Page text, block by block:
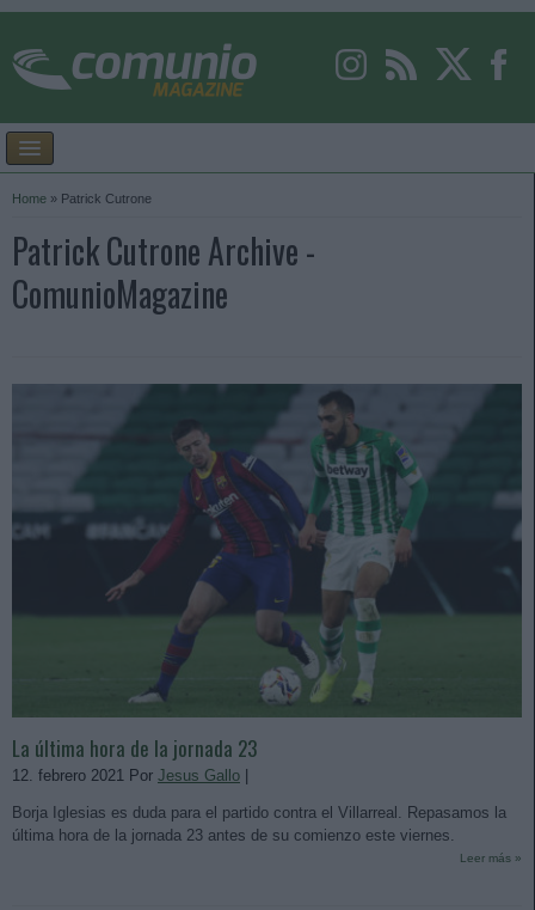
Home » Patrick Cutrone
Patrick Cutrone Archive -
ComunioMagazine
La última hora de la jornada 23
12. febrero 2021 Por Jesus Gallo
Borja Iglesias es duda para el partido contra el Villarreal. Repasamos la
última hora de la jornada 23 antes de su comienzo este viernes.
Leer más »